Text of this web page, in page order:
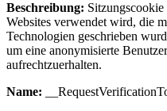
Beschreibung:
Websites verwendet wird, die
Technologien geschrieben
um eine anonymisierte
aufrechtzuerhalten.
Name: